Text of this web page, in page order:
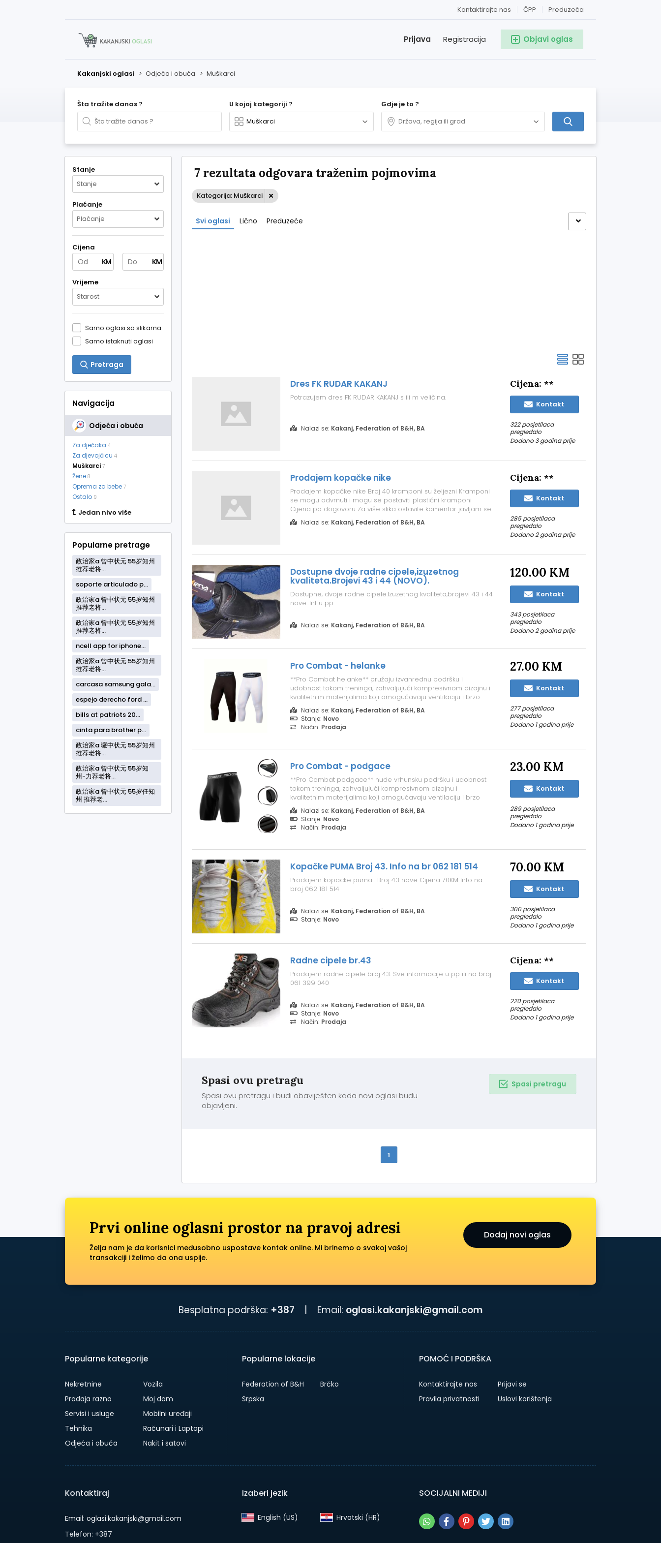
Preduzeća
ČPP
Kontaktirajte nas
Objavi oglas
Registracija
Prijava
Kakanjski oglasi > Odjeća i obuća > Muškarci
Šta tražite danas ? U kojoj kategoriji ? Gdje je to ?
Stanje
Stanje
Plaćanje
Plaćanje
Cijena
KM KM
Vrijeme
Starost
Samo oglasi sa slikama
Samo istaknuti oglasi
Pretraga
Navigacija
Odjeća i obuća
Za dječaka 4
Za djevojčicu 4
Muškarci 7
Žene 8
Oprema za bebe 7
Ostalo 9
Jedan nivo više
Popularne pretrage
政治家a 曾中状元 55岁知州
推荐老将...
soporte articulado p...
政治家a 曾中状元 55岁知州
推荐老将...
政治家a 曾中状元 55岁知州
推荐老将...
ncell app for iphone...
政治家a 曾中状元 55岁知州
推荐老将...
carcasa samsung gala...
espejo derecho ford ...
bills at patriots 20...
cinta para brother p...
政治家a 曮中状元 55岁知州
推荐老将...
政治家a 曾中状元 55岁知
州-力荐老将...
政治家a 曾中状元 55岁任知
州 推荐老...
7 rezultata odgovara traženim pojmovima
Kategorija: Muškarci
Svi oglasi Lično Preduzeće
Dres FK RUDAR KAKANJ
Potrazujem dres FK RUDAR KAKANJ s ili m veličina.
Nalazi se: Kakanj, Federation of B&H, BA
Cijena: **
Kontakt
322 posjetilaca
pregledalo
Dodano 3 godina prije
Prodajem kopačke nike
Prodajem kopačke nike Broj 40 kramponi su željezni Kramponi
se mogu odvrnuti i mogu se postaviti plastični kramponi
Cijena po dogovoru Za više slika ostavite komentar javljam se
u ppNalazi se: Kakanj, Federation of B&H, BA
Cijena: **
Kontakt
285 posjetilaca
pregledalo
Dodano 2 godina prije
Dostupne dvoje radne cipele,izuzetnog
kvaliteta.Brojevi 43 i 44 (NOVO).
Dostupne, dvoje radne cipele.Izuzetnog kvaliteta,brojevi 43 i 44
nove...Inf u pp
Nalazi se: Kakanj, Federation of B&H, BA
120.00 KM
Kontakt
343 posjetilaca
pregledalo
Dodano 2 godina prije
Pro Combat - helanke
**Pro Combat helanke** pružaju izvanrednu podršku i
udobnost tokom treninga, zahvaljujući kompresivnom dizajnu i
kvalitetnim materijalima koji omogućavaju ventilaciju i brzo
sušenje. Dostupne su u veličinama M i L. Za više informacija ili
narudžbe, kontaktirajte nas putem Vibera/Wa ili na telefon
062516969.
Nalazi se: Kakanj, Federation of B&H, BA
Stanje: Novo
Način: Prodaja
27.00 KM
Kontakt
277 posjetilaca
pregledalo
Dodano 1 godina prije
Pro Combat - podgace
**Pro Combat podgace** nude vrhunsku podršku i udobnost
tokom treninga, zahvaljujući kompresivnom dizajnu i
kvalitetnim materijalima koji omogućavaju ventilaciju i brzo
sušenje. Dostupne su u veličinama M i L. Za više informacija ili
narudžbe, kontaktirajte nas putem Vibera/Wa ili na telefon
062516969.
Nalazi se: Kakanj, Federation of B&H, BA
Stanje: Novo
Način: Prodaja
23.00 KM
Kontakt
289 posjetilaca
pregledalo
Dodano 1 godina prije
Kopačke PUMA Broj 43. Info na br 062 181 514
Prodajem kopacke puma . Broj 43 nove Cijena 70KM Info na
broj 062 181 514
Nalazi se: Kakanj, Federation of B&H, BA
Stanje: Novo
70.00 KM
Kontakt
300 posjetilaca
pregledalo
Dodano 1 godina prije
Radne cipele br.43
Prodajem radne cipele broj 43. Sve informacije u pp ili na broj
061 399 040
Nalazi se: Kakanj, Federation of B&H, BA
Stanje: Novo
Način: Prodaja
Cijena: **
Kontakt
220 posjetilaca
pregledalo
Dodano 1 godina prije
Spasi ovu pretragu
Spasi ovu pretragu i budi obaviješten kada novi oglasi budu
objavljeni.
Spasi pretragu
1
Prvi online oglasni prostor na pravoj adresi
Želja nam je da korisnici međusobno uspostave kontak online. Mi brinemo o svakoj vašoj
transakciji i želimo da ona uspije.
Dodaj novi oglas
Besplatna podrška: +387 Email: oglasi.kakanjski@gmail.com
Popularne kategorije
Nekretnine
Vozila
Prodaja razno
Moj dom
Servisi i usluge
Mobilni uređaji
Tehnika
Računari i Laptopi
Odjeća i obuća
Nakit i satovi
Popularne lokacije
Federation of B&H
Brčko
Srpska
POMOĆ I PODRŠKA
Kontaktirajte nas
Prijavi se
Pravila privatnosti
Uslovi korištenja
Kontaktiraj
Email: oglasi.kakanjski@gmail.com
Telefon: +387
Izaberi jezik
English (US)‎ Hrvatski (HR)‎
SOCIJALNI MEDIJI